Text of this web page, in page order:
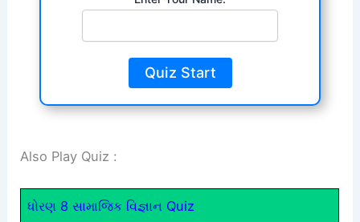
Quiz Start
Also Play Quiz :
ધોરણ 8 સામાજિક વિજ્ઞાન Quiz